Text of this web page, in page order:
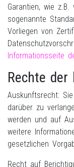
Garantien, wie
sogenannte
Vorliegen von
Informationsseite
Rechte
Auskunftsrecht:
darüber zu
werden und auf
weitere
gesetzlichen
Recht auf